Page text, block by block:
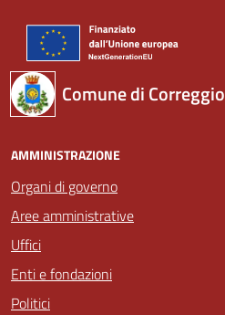
Comune di Correggio
AMMINISTRAZIONE
Organi di governo
Aree amministrative
Uffici
Enti e fondazioni
Politici